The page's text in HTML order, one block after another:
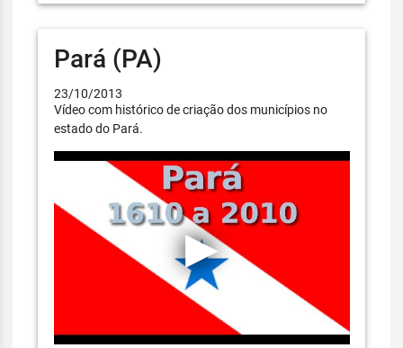
Pará (PA)
23/10/2013
Vídeo com histórico de criação dos municípios no
estado do Pará.